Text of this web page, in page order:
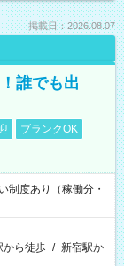
掲載日：2026.08.07
誰でも出
ブランクOK
度あり（稼働分・
から徒歩 / 新宿駅か